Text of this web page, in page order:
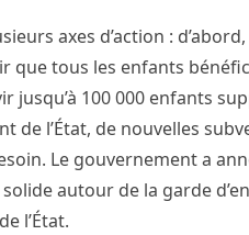
axes d’action :
que tous les enfants
100 000 enfants
de l’État, de nouvelles
Le gouvernement a
autour de la garde
l’État.